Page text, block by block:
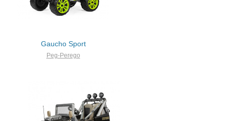
Gaucho Sport
Peg-Perego